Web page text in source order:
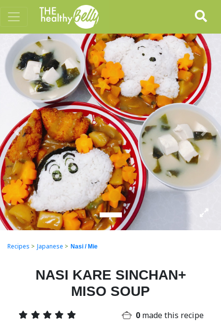
Previous Next
Recipes > Japanese > Nasi / Mie
NASI KARE SINCHAN+
MISO SOUP
0 made this recipe